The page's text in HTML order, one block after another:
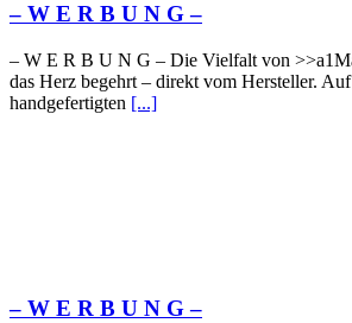
– W Ε R Β U Ν G –
– W Ε R Β U Ν G – Die Vielfalt von
das Herz begehrt – direkt vom Hersteller.
handgefertigten [...]
– W Ε R Β U Ν G –